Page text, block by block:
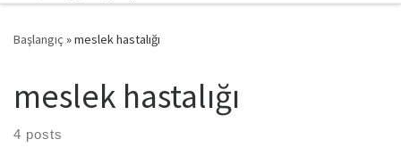
Başlangıç »meslek hastalığı
meslek hastalığı
4 posts